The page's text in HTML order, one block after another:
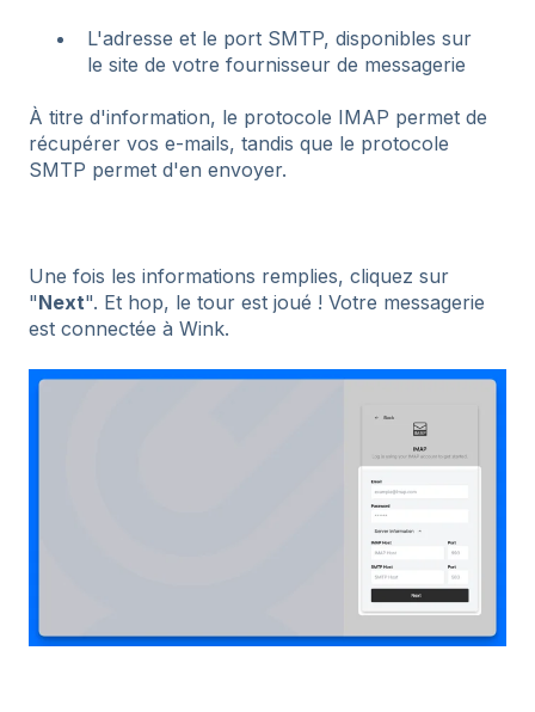
L'adresse et le port SMTP, disponibles sur
le site de votre fournisseur de messagerie
À titre d'information, le protocole IMAP permet de
récupérer vos e-mails, tandis que le protocole
SMTP permet d'en envoyer.
Une fois les informations remplies, cliquez sur
"Next". Et hop, le tour est joué ! Votre messagerie
est connectée à Wink.